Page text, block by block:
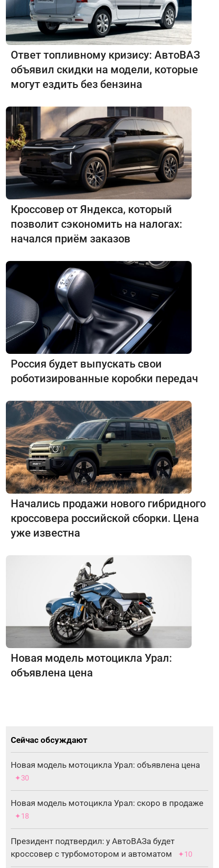
Ответ топливному кризису: АвтоВАЗ
объявил скидки на модели, которые
могут ездить без бензина
Кроссовер от Яндекса, который
позволит сэкономить на налогах:
начался приём заказов
Россия будет выпускать свои
роботизированные коробки передач
Начались продажи нового гибридного
кроссовера российской сборки. Цена
уже известна
Новая модель мотоцикла Урал:
объявлена цена
Сейчас обсуждают
Новая модель мотоцикла Урал: объявлена цена
✦30
Новая модель мотоцикла Урал: скоро в продаже
✦18
Президент подтвердил: у АвтоВАЗа будет
кроссовер с турбомотором и автоматом
✦10